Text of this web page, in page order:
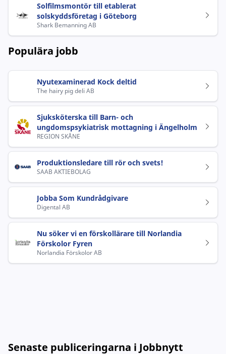
Solfilmsmontör till etablerat
solskyddsföretag i Göteborg
Shark Bemanning AB
Populära jobb
Nyutexaminerad Kock deltid
The hairy pig deli AB
Sjuksköterska till Barn- och
ungdomspsykiatrisk mottagning i Ängelholm
REGION SKÅNE
Produktionsledare till rör och svets!
SAAB AKTIEBOLAG
Jobba Som Kundrådgivare
Digental AB
Nu söker vi en förskollärare till Norlandia
Förskolor Fyren
Norlandia Förskolor AB
Senaste publiceringarna i Jobbnytt